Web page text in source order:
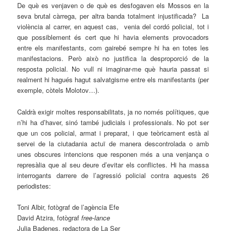
De què es venjaven o de què es desfogaven els Mossos en la
seva brutal càrrega, per altra banda totalment injustificada? La
violència al carrer, en aquest cas, venia del cordó policial, tot i
que possiblement és cert que hi havia elements provocadors
entre els manifestants, com gairebé sempre hi ha en totes les
manifestacions. Però això no justifica la desproporció de la
resposta policial. No vull ni imaginar-me què hauria passat si
realment hi hagués hagut salvatgisme entre els manifestants (per
exemple, còtels Molotov…).
Caldrà exigir moltes responsabilitats, ja no només polítiques, que
n’hi ha d’haver, sinó també judicials i professionals. No pot ser
que un cos policial, armat i preparat, i que teòricament està al
servei de la ciutadania actuï de manera descontrolada o amb
unes obscures intencions que responen més a una venjança o
represàlia que al seu deure d’evitar els conflictes. Hi ha massa
interrogants darrere de l’agressió policial contra aquests 26
periodistes:
Toni Albir, fotògraf de l’agència Efe
David Atzira, fotògraffree-lance
Julia Badenes, redactora de La Ser